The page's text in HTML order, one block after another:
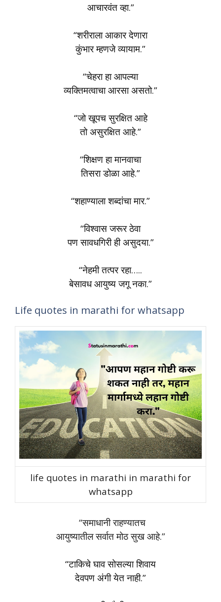
आचारवंत व्हा.”
“शरीराला आकार देणारा
कुंभार म्हणजे व्यायाम.”
“चेहरा हा आपल्या
व्यक्तिमत्वाचा आरसा असतो.”
“जो खूपच सुरक्षित आहे
तो असुरक्षित आहे.”
“शिक्षण हा मानवाचा
तिसरा डोळा आहे.”
“शहाण्याला शब्दांचा मार.”
“विश्वास जरूर ठेवा
पण सावधगिरी ही असुदया.”
“नेहमी तत्पर रहा…..
बेसावध आयुष्य जगू नका.”
Life quotes in marathi for whatsapp
life quotes in marathi in marathi for
whatsapp
“समाधानी राहण्यातच
आयुष्यातील सर्वात मोठ सुख आहे.”
“टाकिचे घाव सोसल्या शिवाय
देवपण अंगी येत नाही.”